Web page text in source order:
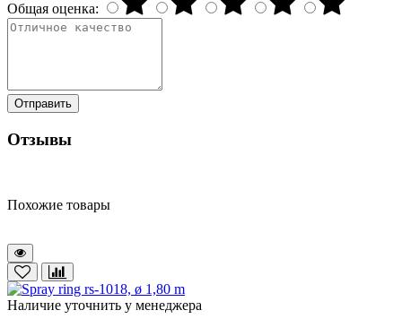
Общая оценка:
Отправить
Отзывы
Похожие товары
Наличие уточнить у менеджера